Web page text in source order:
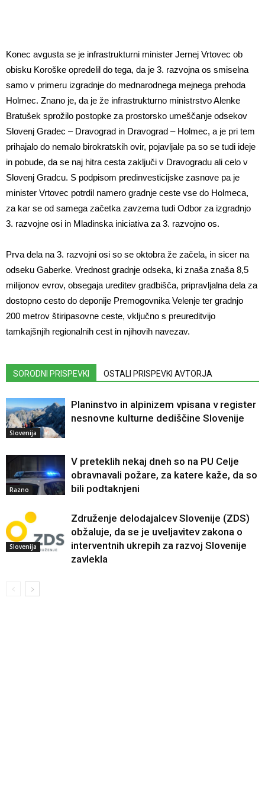
Konec avgusta se je infrastrukturni minister Jernej Vrtovec ob
obisku Koroške opredelil do tega, da je 3. razvojna os smiselna
samo v primeru izgradnje do mednarodnega mejnega prehoda
Holmec. Znano je, da je že infrastrukturno ministrstvo Alenke
Bratušek sprožilo postopke za prostorsko umeščanje odsekov
Slovenj Gradec – Dravograd in Dravograd – Holmec, a je pri tem
prihajalo do nemalo birokratskih ovir, pojavljale pa so se tudi ideje
in pobude, da se naj hitra cesta zaključi v Dravogradu ali celo v
Slovenj Gradcu. S podpisom predinvesticijske zasnove pa je
minister Vrtovec potrdil namero gradnje ceste vse do Holmeca,
za kar se od samega začetka zavzema tudi Odbor za izgradnjo
3. razvojne osi in Mladinska iniciativa za 3. razvojno os.
Prva dela na 3. razvojni osi so se oktobra že začela, in sicer na
odseku Gaberke. Vrednost gradnje odseka, ki znaša znaša 8,5
milijonov evrov, obsegaja ureditev gradbišča, pripravljalna dela za
dostopno cesto do deponije Premogovnika Velenje ter gradnjo
200 metrov štiripasovne ceste, vključno s preureditvijo
tamkajšnjih regionalnih cest in njihovih navezav.
SORODNI PRISPEVKI OSTALI PRISPEVKI AVTORJA
Slovenija
Planinstvo in alpinizem vpisana v register
nesnovne kulturne dediščine Slovenije
Razno
V preteklih nekaj dneh so na PU Celje
obravnavali požare, za katere kaže, da so
bili podtaknjeni
Slovenija
Združenje delodajalcev Slovenije (ZDS)
obžaluje, da se je uveljavitev zakona o
interventnih ukrepih za razvoj Slovenije
zavlekla